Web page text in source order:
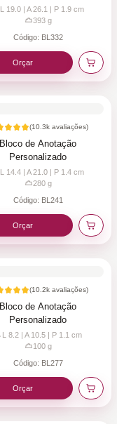
L 19.0 | A 26.1 | P 1.9 cm
393g
Código: BL332
Orçar
(10.3k avaliações)
Bloco de Anotação
Personalizado
L 14.4 | A 21.0 | P 1.4 cm
280g
Código: BL241
Orçar
(10.2k avaliações)
Bloco de Anotação
Personalizado
L 8.2 | A 10.5 | P 1.1 cm
100g
Código: BL277
Orçar